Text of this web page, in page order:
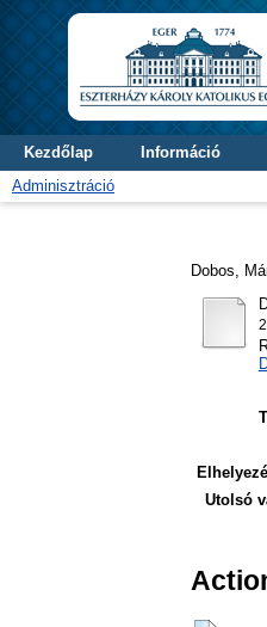
Kezdőlap Információ
Adminisztráció
Dobos,
Utolsó